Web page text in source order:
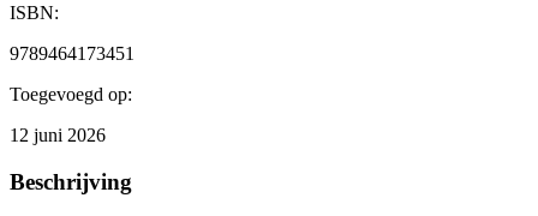
ISBN:
9789464173451
Toegevoegd op:
12 juni 2026
Beschrijving